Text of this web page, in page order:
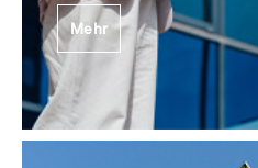
Mehr